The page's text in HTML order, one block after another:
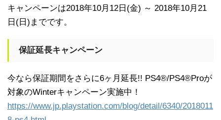
キャンペーンは2018年10月12日(金) ～ 2018年10月21
日(日)までです。
保証延長キャンペーン
今なら保証期間をさらに6ヶ月延長!! PS4®/PS4®Proが
対象のWinterキャンペーン実施中！
https://www.jp.playstation.com/blog/detail/6340/2018011